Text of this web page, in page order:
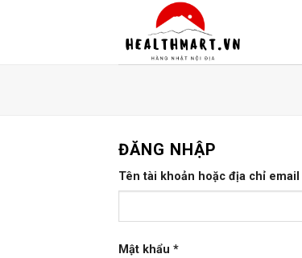
ĐĂNG NHẬP
Tên tài khoản hoặc địa chỉ email
Mật khẩu *